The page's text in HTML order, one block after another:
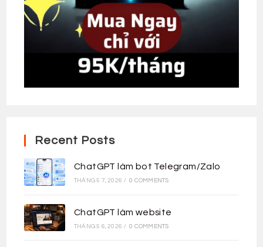
Recent Posts
ChatGPT làm bot Telegram/Zalo
THÁNG 5 7, 2026 / 0 COMMENTS
ChatGPT làm website
THÁNG 5 6, 2026 / 0 COMMENTS